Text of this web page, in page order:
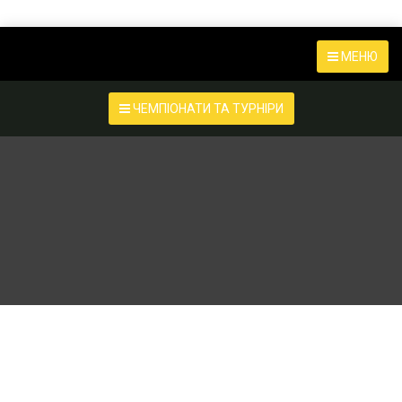
МЕНЮ
ЧЕМПІОНАТИ ТА ТУРНІРИ